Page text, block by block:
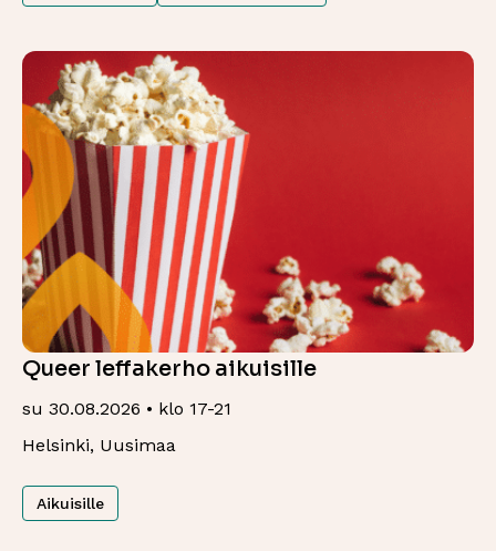
Queer leffakerho aikuisille
su 30.08.2026 • klo 17-21
Helsinki, Uusimaa
Aikuisille